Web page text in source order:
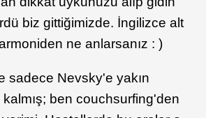
biz gittiğimizde. İngilizce alt
ne anlarsanız : )
sadece Nevsky'e yakın
ben couchsurfing'den